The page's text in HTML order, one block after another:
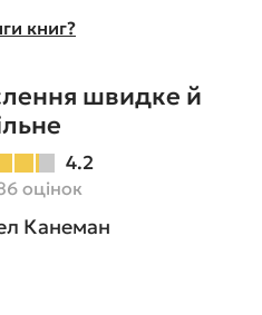
книг?
швидке й
4.2
оцінок
Канеман